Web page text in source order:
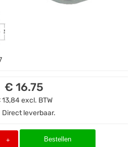
€ 16.75
13,84 excl. BTW
Direct leverbaar.
+ Bestellen